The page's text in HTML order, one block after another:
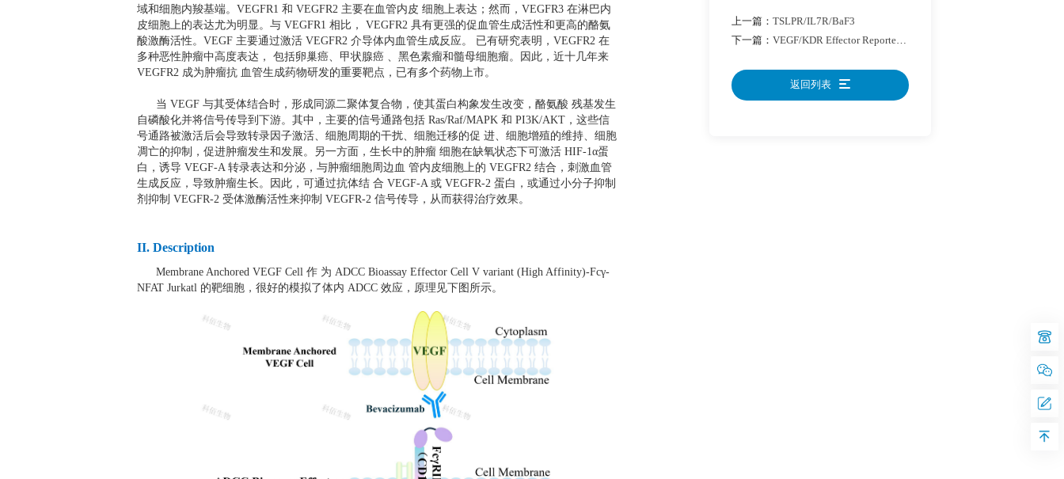
域和细胞内羧基端。VEGFR1 和 VEGFR2 主要在血管内皮 细胞上表达；然而，VEGFR3 在淋巴内
皮细胞上的表达尤为明显。与 VEGFR1 相比， VEGFR2 具有更强的促血管生成活性和更高的酪氨
酸激酶活性。VEGF 主要通过激活 VEGFR2 介导体内血管生成反应。 已有研究表明，VEGFR2 在
多种恶性肿瘤中高度表达， 包括卵巢癌、甲状腺癌 、黑色素瘤和髓母细胞瘤。因此，近十几年来
VEGFR2 成为肿瘤抗 血管生成药物研发的重要靶点，已有多个药物上市。
当 VEGF 与其受体结合时，形成同源二聚体复合物，使其蛋白构象发生改变，酪氨酸 残基发生
自磷酸化并将信号传导到下游。其中，主要的信号通路包括 Ras/Raf/MAPK 和 PI3K/AKT，这些信
号通路被激活后会导致转录因子激活、细胞周期的干扰、细胞迁移的促 进、细胞增殖的维持、细胞
凋亡的抑制，促进肿瘤发生和发展。另一方面，生长中的肿瘤 细胞在缺氧状态下可激活 HIF-1α蛋
白，诱导 VEGF-A 转录表达和分泌，与肿瘤细胞周边血 管内皮细胞上的 VEGFR2 结合，刺激血管
生成反应，导致肿瘤生长。因此，可通过抗体结 合 VEGF-A 或 VEGFR-2 蛋白，或通过小分子抑制
剂抑制 VEGFR-2 受体激酶活性来抑制 VEGFR-2 信号传导，从而获得治疗效果。
II. Description
Membrane Anchored VEGF Cell 作 为 ADCC Bioassay Effector Cell V variant (High Affinity)-Fcγ-
NFAT Jurkatl 的靶细胞，很好的模拟了体内 ADCC 效应，原理见下图所示。
上一篇： TSLPR/IL7R/BaF3
下一篇： VEGF/KDR Effector Reporter Cell
返回列表